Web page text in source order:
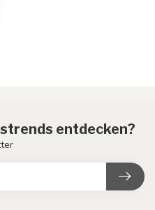
entdecken?